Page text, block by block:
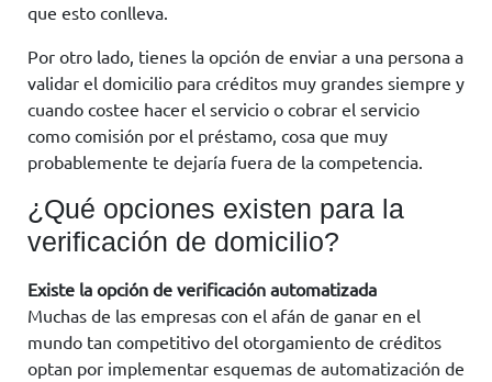
que esto conlleva.
Por otro lado, tienes la opción de enviar a una persona a
validar el domicilio para créditos muy grandes siempre y
cuando costee hacer el servicio o cobrar el servicio
como comisión por el préstamo, cosa que muy
probablemente te dejaría fuera de la competencia.
¿Qué opciones existen para la
verificación de domicilio?
Existe la opción de verificación automatizada
Muchas de las empresas con el afán de ganar en el
mundo tan competitivo del otorgamiento de créditos
optan por implementar esquemas de automatización de